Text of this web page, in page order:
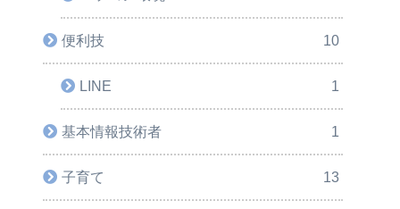
便利技 10
LINE 1
基本情報技術者 1
子育て 13